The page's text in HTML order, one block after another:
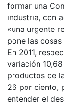
formar una
industria, con
«una urgente
pone las
En 2011,
variación
productos de
26 por ciento,
entender el